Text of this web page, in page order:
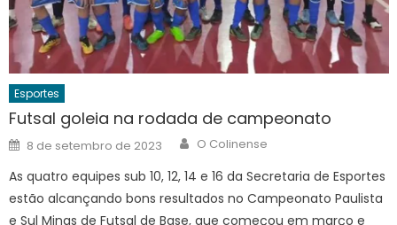
Esportes
Futsal goleia na rodada de campeonato
Posted
on
8 de setembro de 2023 Author
O Colinense
As quatro equipes sub 10, 12, 14 e 16 da Secretaria de Esportes
estão alcançando bons resultados no Campeonato Paulista
e Sul Minas de Futsal de Base, que começou em março e